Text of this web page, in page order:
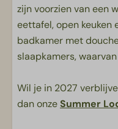
zijn voorzien van een
eettafel, open keuken
badkamer met
slaapkamers,
Wil je in 2027
dan onze Summer